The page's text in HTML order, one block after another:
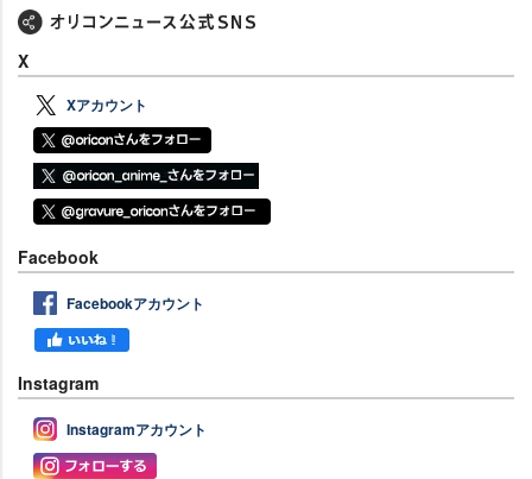
X
Xアカウント
Facebook
Facebookアカウント
Instagram
Instagramアカウント